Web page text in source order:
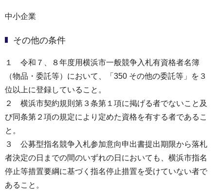
中小企業
その他の条件
１ 令和７、８年度用横浜市一般競争入札有資格者名簿
（物品・委託等）において、「350 その他の委託等」を３
位以上に登録していること。
２ 横浜市契約規則第３条第１項に掲げる者でないこと及
び同条第２項の規定により定めた資格を有する者であるこ
と。
３ 公募型指名競争入札参加意向申出書提出期限から落札
者決定の日までの間のいずれの日においても、横浜市指名
停止等措置要綱に基づく指名停止措置を受けていない者で
あること。